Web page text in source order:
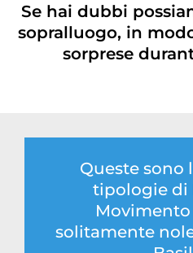
Se hai dubbi
sopralluogo, in
sorprese
Queste sono
tipologie di
Movimento
solitamente